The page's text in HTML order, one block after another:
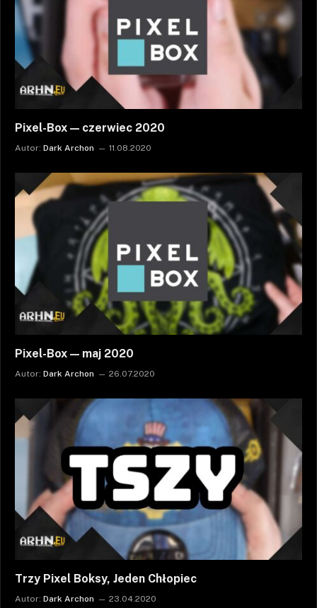
Pixel-Box — czerwiec 2020
Autor: Dark Archon 11.08.2020
Pixel-Box — maj 2020
Autor: Dark Archon 26.07.2020
Trzy Pixel Boksy, Jeden Chłopiec
Autor: Dark Archon 23.04.2020